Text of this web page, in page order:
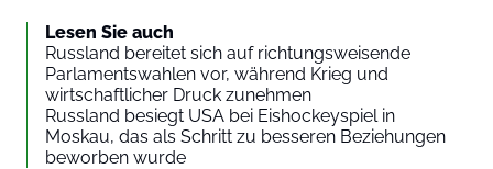
Lesen Sie auch
Russland bereitet sich auf richtungsweisende
Parlamentswahlen vor, während Krieg und
wirtschaftlicher Druck zunehmen
Russland besiegt USA bei Eishockeyspiel in
Moskau, das als Schritt zu besseren Beziehungen
beworben wurde